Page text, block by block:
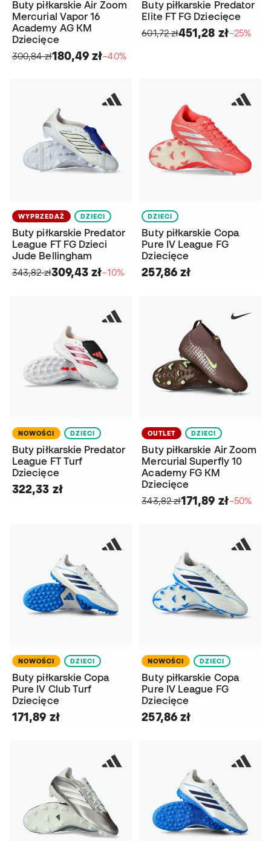
Buty piłkarskie Air Zoom
Mercurial Vapor 16
Academy AG KM
Dziecięce
300,84 zł180,49 zł−40%
Buty piłkarskie Predator
Elite FT FG Dziecięce
601,72 zł451,28 zł−25%
WYPRZEDAŻ DZIECI
Buty piłkarskie Predator
League FT FG Dzieci
Jude Bellingham
343,82 zł309,43 zł−10%
DZIECI
Buty piłkarskie Copa
Pure IV League FG
Dziecięce
257,86 zł
NOWOŚCI DZIECI
Buty piłkarskie Predator
League FT Turf
Dziecięce
322,33 zł
OUTLET DZIECI
Buty piłkarskie Air Zoom
Mercurial Superfly 10
Academy FG KM
Dziecięce
343,82 zł171,89 zł−50%
NOWOŚCI DZIECI
Buty piłkarskie Copa
Pure IV Club Turf
Dziecięce
171,89 zł
NOWOŚCI DZIECI
Buty piłkarskie Copa
Pure IV League FG
Dziecięce
257,86 zł